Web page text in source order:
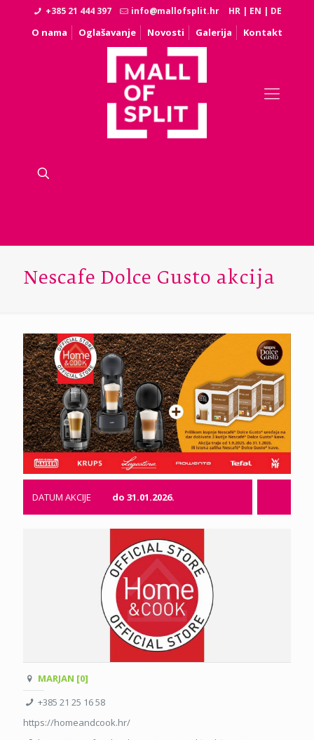
+385 21 444 397 info@mallofsplit.hr HR | EN | DE
O nama Oglašavanje Novosti Galerija Kontakt
Nescafe Dolce Gusto akcija
DATUM AKCIJE do 31.01.2026.
MARJAN [0]
+385 21 25 16 58
https://homeandcook.hr/